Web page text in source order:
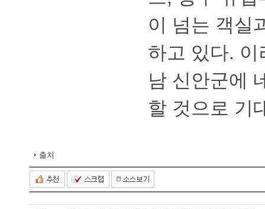
이넘는객실
하고있다.이
남신안군에
할것으로기
출처